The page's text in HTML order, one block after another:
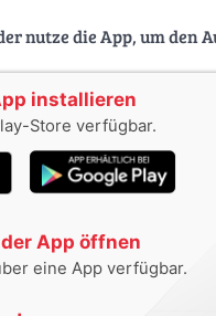
nutze die App, um den
installieren
Store verfügbar.
App öffnen
eine App verfügbar.